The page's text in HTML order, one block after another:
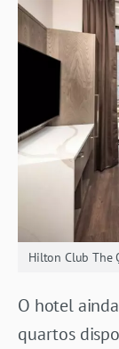
Hilton Club The
O hotel
quartos